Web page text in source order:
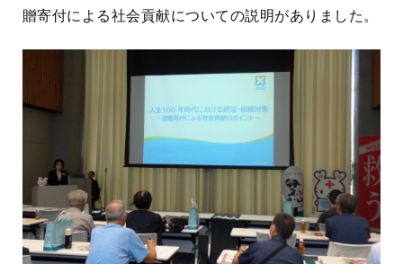
贈寄付による社会貢献についての説明がありました。